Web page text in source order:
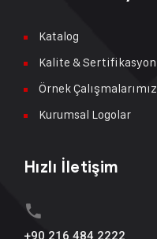
Katalog
Kalite & Sertifikasyon
Örnek Çalışmalarımız
Kurumsal Logolar
Hızlı İletişim
+90 216 484 2222